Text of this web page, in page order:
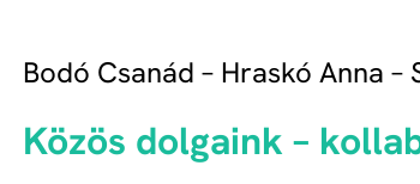
Bodó Csanád – Hraskó Anna
Közös dolgaink –